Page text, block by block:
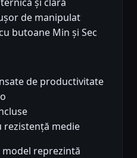
de manipulat
butoane Min și Sec
de productivitate
rezistență medie
model reprezintă